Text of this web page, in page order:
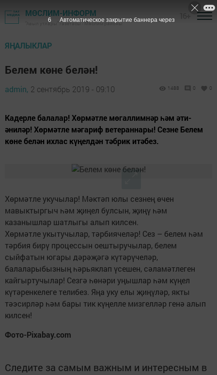
МӨСЛИМ-ИНФОРМ
"Авыл утлары" газетасы - Мөслим районы
ЯҢАЛЫКЛАР
Белем көне белән!
admin, 2 сентябрь 2019 - 09:10 1488 0 0
Кадерле балалар! Хөрмәтле мөгаллимнәр һәм әти-
әниләр! Хөрмәтле мәгариф ветераннары! Сезне Белем
көне белән ихлас күңелдән тәбрик итәбез.
Хөрмәтле укучылар! Мәктәп юлы сезнең өчен
мавыктыргыч һәм җиңел булсын, җиңү һәм
казанышлар шатлыгы алып килсен.
Хөрмәтле укытучылар, тәрбиячеләр! Сез – белем һәм
тәрбия бирү процессын оештыручылар, белем
сыйфатын югары дәрәҗәгә күтәрүчеләр,
балаларыбызның һәрьяклап үсешен, сәламәтлеген
кайгыртучылар! Сезгә һөнәри уңышлар һәм күңел
күтәренкелеге телибез. Яңа уку елы җиңүләр, якты
тәэсирләр һәм бары тик күңелле мизгелләр генә алып
килсен!
Фото-Pixabay.com
Следите за самым важным и интересным в
5 Автоматическое закрытие баннера через